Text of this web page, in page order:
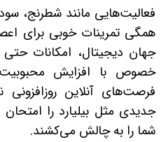
فعالیت‌هایی مانند شطرنج،
همگی تمرینات خوبی برای
جهان دیجیتال، امکانات
خصوص با افزایش محبوبیت
فرصت‌های آنلاین روزافزونی
جدیدی مثل بیلیارد را
شما را به چالش می‌کشند.